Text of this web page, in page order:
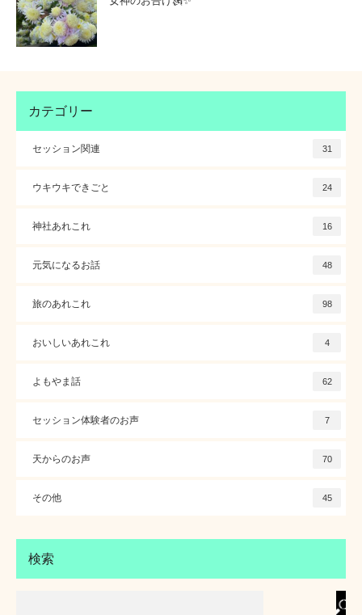
カテゴリー
セッション関連 31
ウキウキできごと 24
神社あれこれ 16
元気になるお話 48
旅のあれこれ 98
おいしいあれこれ 4
よもやま話 62
セッション体験者のお声 7
天からのお声 70
その他 45
検索